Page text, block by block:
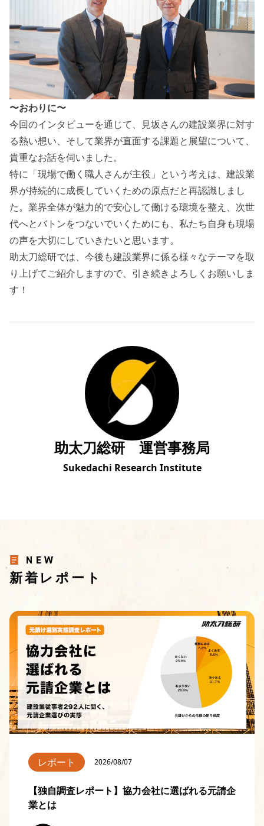
〜おわりに〜
今回のインタビューを通じて、見坂さんの建設業界に対す
る熱い想い、そして業界が直面する課題と展望について、
貴重なお話を伺いました。
特に「現場で働く職人さんが主役」という考えは、建設業
界が持続的に成長していくための原点だと再認識しまし
た。業界全体が魅力的で安心して働ける環境を整え、次世
代へとバトンをつないでいくためにも、私たち自身も現場
の声を大切にしていきたいと思います。
助太刀総研では、今後も建設業界に係る様々なテーマを取
り上げてご紹介しますので、引き続きよろしくお願いしま
す！
助太刀総研 運営事務局
Sukedachi Research Institute
NEW
新着レポート
レポート 2026/08/07
【独自調査レポート】協力会社に選ばれる元請企
業とは